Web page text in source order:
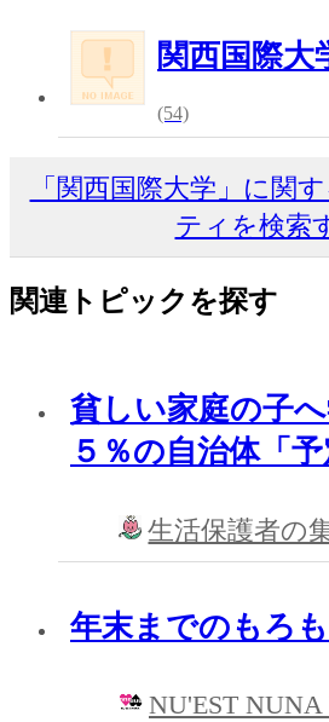
関西国際
(54)
「関西国際大学」に関
ティを検索
関連トピックを探す
貧しい家庭の子
５％の自治体「予
生活保護者の
年末までのもろ
NU'EST